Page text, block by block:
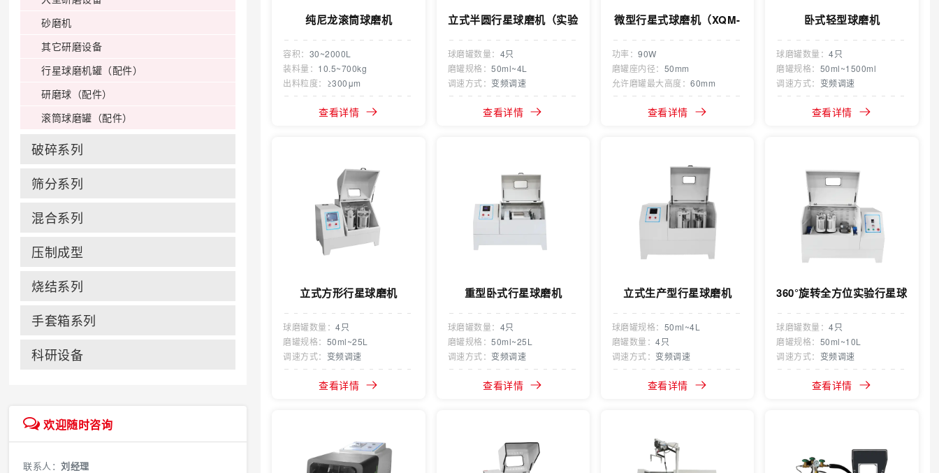
砂磨机
其它研磨设备
行星球磨机罐（配件）
研磨球（配件）
滚筒球磨罐（配件）
破碎系列
筛分系列
混合系列
压制成型
烧结系列
手套箱系列
科研设备
欢迎随时咨询
联系人：刘经理
纯尼龙滚筒球磨机
容积： 30~2000L
装料量： 10.5~700kg
出料粒度： ≥300μm
查看详情
立式半圆行星球磨机（实验
球磨罐数量： 4只
磨罐规格：50ml~4L
调速方式： 变频调速
查看详情
微型行星式球磨机（XQM-
功率：90W
磨罐座内径： 50mm
允许磨罐最大高度：60mm
查看详情
卧式轻型球磨机
球磨罐数量：4只
磨罐规格： 50ml~1500ml
调速方式： 变频调速
查看详情
立式方形行星球磨机
球磨罐数量：4只
磨罐规格： 50ml~25L
调速方式： 变频调速
查看详情
重型卧式行星球磨机
球磨罐数量： 4只
磨罐规格：50ml~25L
调速方式： 变频调速
查看详情
立式生产型行星球磨机
球磨罐规格： 50ml~4L
磨罐数量：4只
调速方式： 变频调速
查看详情
360°旋转全方位实验行星球
球磨罐数量：4只
磨罐规格： 50ml~10L
调速方式： 变频调速
查看详情